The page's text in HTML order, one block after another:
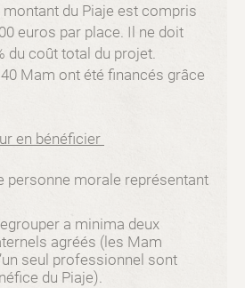
montant du Piaje est compris
euros par place. Il ne doit
du coût total du projet.
Mam ont été financés grâce
en bénéficier
personne morale représentant
a minima deux
agréés (les Mam
seul professionnel sont
du Piaje).